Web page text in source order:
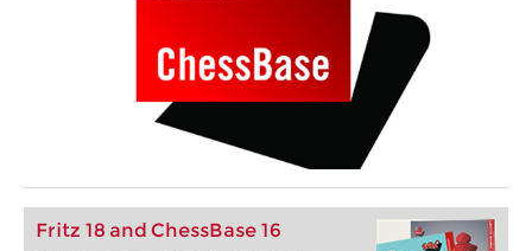
Fritz 18 and ChessBase 16